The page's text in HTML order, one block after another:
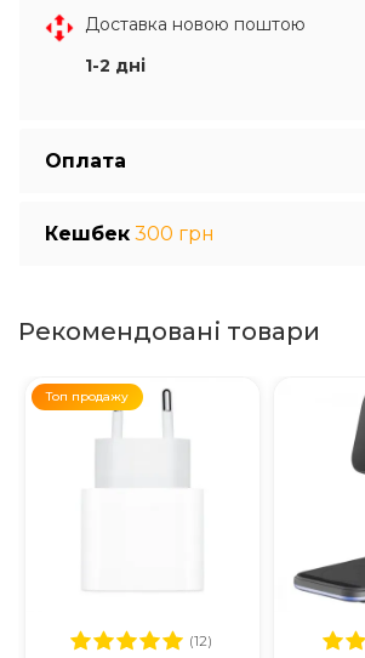
Доставка новою поштою
1-2 дні
Оплата
Кешбек 300 грн
Рекомендовані товари
Топ продажу
(12)